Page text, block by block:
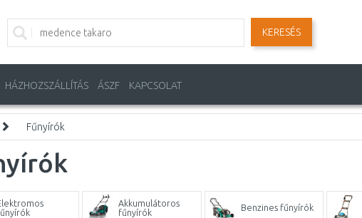
KERESÉS
HÁZHOZSZÁLLÍTÁS ÁSZF KAPCSOLAT
Fűnyírók
Akkumulátoros
fűnyírók
Benzines fűnyírók